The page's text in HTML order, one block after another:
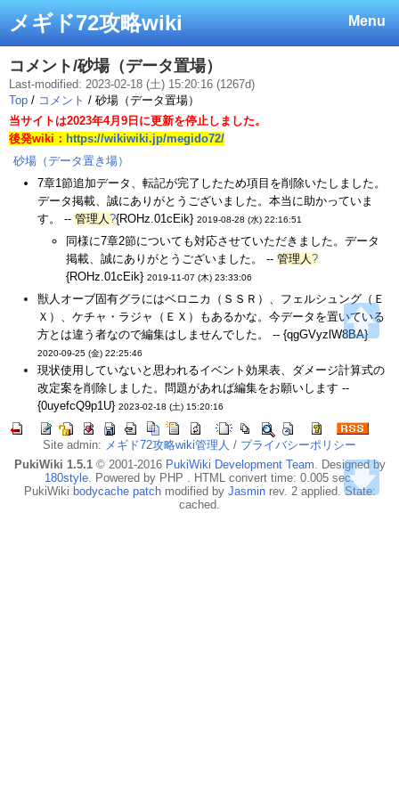
Menu
メギド72攻略wiki
コメント/砂場（データ置場）
Last-modified: 2023-02-18 (土) 15:20:16 (1267d)
Top / コメント / 砂場（データ置場）
当サイトは2023年4月9日に更新を停止しました。
後発wiki： https://wikiwiki.jp/megido72/
砂場（データ置き場）
7章1節追加データ、転記が完了したため項目を削除いたしました。
データ掲載、誠にありがとうございました。本当に助かっていま
す。 -- 管理人?{ROHz.01cEik} 2019-08-28 (水) 22:16:51
同様に7章2節についても対応させていただきました。データ
掲載、誠にありがとうございました。 -- 管理人?
{ROHz.01cEik} 2019-11-07 (木) 23:33:06
獣人オーブ固有グラにはベロニカ（ＳＳＲ）、フェルシュング（Ｅ
Ｘ）、ケチャ・ラジャ（ＥＸ）もあるかな。今データを置いている
方とは違う者なので編集はしませんでした。 -- {qgGVyzlW8BA}
2020-09-25 (金) 22:25:46
現状使用していないと思われるイベント効果表、ダメージ計算式の
改定案を削除しました。問題があれば編集をお願いします --
{0uyefcQ9p1U} 2023-02-18 (土) 15:20:16
Site admin: メギド72攻略wiki管理人 / プライバシーポリシー
PukiWiki 1.5.1© 2001-2016 PukiWiki Development Team. Designed by
180style. Powered by PHP . HTML convert time: 0.005 sec.
PukiWiki bodycache patchmodified by Jasminrev. 2 applied. State:
cached.